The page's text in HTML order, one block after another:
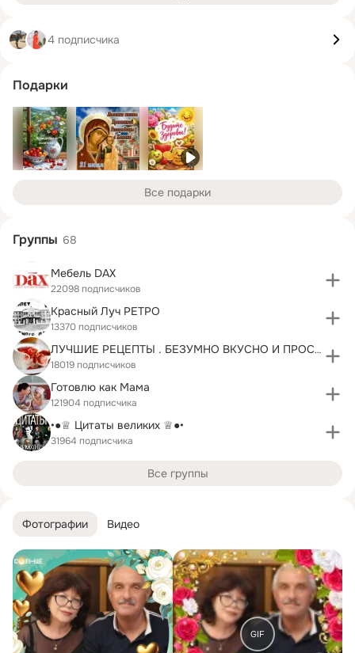
Фотографии Видео
GIF
4 подписчика
Подарки
Все подарки
Группы 68
Мебель DAX
22098 подписчиков
Красный Луч РЕТРО
13370 подписчиков
ЛУЧШИЕ РЕЦЕПТЫ . БЕЗУМНО ВКУСНО И ПРОСТО!!!
18019 подписчиков
Готовлю как Mама
121904 подписчика
•●♕ Цитаты великих ♕●•
31964 подписчика
Все группы